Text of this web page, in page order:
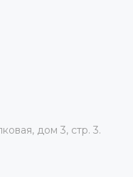
дом 3, стр. 3.